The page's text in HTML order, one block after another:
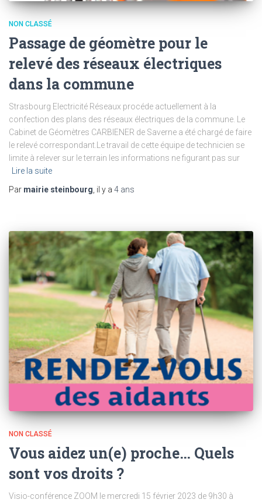
NON CLASSÉ
Passage de géomètre pour le
relevé des réseaux électriques
dans la commune
Strasbourg Electricité Réseaux procéde actuellement à la
confection des plans des réseaux électriques de la commune. Le
Cabinet de Géomètres CARBIENER de Saverne a été chargé de faire
le relevé correspondant.Le travail de cette équipe de technicien se
limite à relever sur le terrain les informations ne figurant pas sur
Lire la suite
Par mairie steinbourg, il y a 4 ans
NON CLASSÉ
Vous aidez un(e) proche… Quels
sont vos droits ?
Visio-conférence ZOOM le mercredi 15 février 2023 de 9h30 à